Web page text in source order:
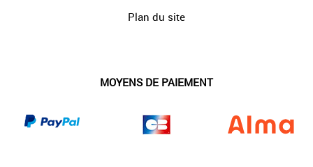
Plan du site
MOYENS DE PAIEMENT